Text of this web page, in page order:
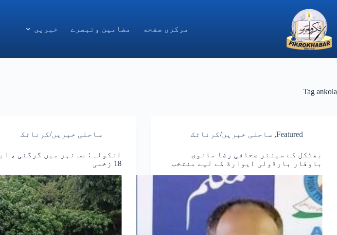
content
مركزى صفحه
مضامین وتبصرے خبریں
Tag ankola
Featured
, ساحلی خبریں/کرناٹک
بھٹکل کے سینئر صحافی رضا مانوی
باوقار بارڈولی ایوارڈ کے لیے منتخب
ساحلی خبریں/کرناٹک
انکولہ : بس نہر میں گرگئی ،
18 زخمی